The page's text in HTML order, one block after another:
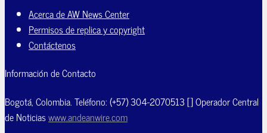
Acerca de AW News Center
Permisos de replica y copyright
Contáctenos
Información de Contacto
Bogotá, Colombia. Teléfono: (+57) 304-2070513 [] Operador Central
de Noticiaswww.andeanwire.com